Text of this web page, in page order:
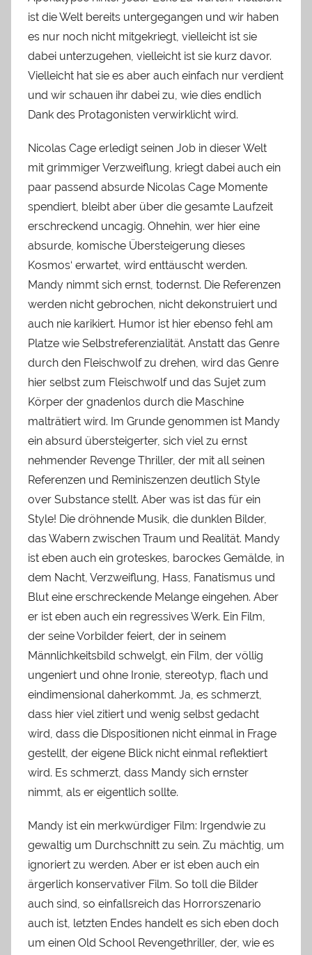
ist die Welt bereits untergegangen und wir haben
es nur noch nicht mitgekriegt, vielleicht ist sie
dabei unterzugehen, vielleicht ist sie kurz davor.
Vielleicht hat sie es aber auch einfach nur verdient
und wir schauen ihr dabei zu, wie dies endlich
Dank des Protagonisten verwirklicht wird.
Nicolas Cage erledigt seinen Job in dieser Welt
mit grimmiger Verzweiflung, kriegt dabei auch ein
paar passend absurde Nicolas Cage Momente
spendiert, bleibt aber über die gesamte Laufzeit
erschreckend uncagig. Ohnehin, wer hier eine
absurde, komische Übersteigerung dieses
Kosmos‘ erwartet, wird enttäuscht werden.
Mandy nimmt sich ernst, todernst. Die Referenzen
werden nicht gebrochen, nicht dekonstruiert und
auch nie karikiert. Humor ist hier ebenso fehl am
Platze wie Selbstreferenzialität. Anstatt das Genre
durch den Fleischwolf zu drehen, wird das Genre
hier selbst zum Fleischwolf und das Sujet zum
Körper der gnadenlos durch die Maschine
malträtiert wird. Im Grunde genommen ist Mandy
ein absurd übersteigerter, sich viel zu ernst
nehmender Revenge Thriller, der mit all seinen
Referenzen und Reminiszenzen deutlich Style
over Substance stellt. Aber was ist das für ein
Style! Die dröhnende Musik, die dunklen Bilder,
das Wabern zwischen Traum und Realität. Mandy
ist eben auch ein groteskes, barockes Gemälde, in
dem Nacht, Verzweiflung, Hass, Fanatismus und
Blut eine erschreckende Melange eingehen. Aber
er ist eben auch ein regressives Werk. Ein Film,
der seine Vorbilder feiert, der in seinem
Männlichkeitsbild schwelgt, ein Film, der völlig
ungeniert und ohne Ironie, stereotyp, flach und
eindimensional daherkommt. Ja, es schmerzt,
dass hier viel zitiert und wenig selbst gedacht
wird, dass die Dispositionen nicht einmal in Frage
gestellt, der eigene Blick nicht einmal reflektiert
wird. Es schmerzt, dass Mandy sich ernster
nimmt, als er eigentlich sollte.
Mandy ist ein merkwürdiger Film: Irgendwie zu
gewaltig um Durchschnitt zu sein. Zu mächtig, um
ignoriert zu werden. Aber er ist eben auch ein
ärgerlich konservativer Film. So toll die Bilder
auch sind, so einfallsreich das Horrorszenario
auch ist, letzten Endes handelt es sich eben doch
um einen Old School Revengethriller, der, wie es